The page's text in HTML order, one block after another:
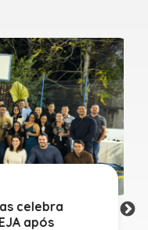
celebra
após